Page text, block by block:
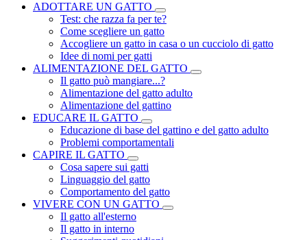
ADOTTARE UN GATTO
Test: che razza fa per te?
Come scegliere un gatto
Accogliere un gatto in casa o un cucciolo di gatto
Idee di nomi per gatti
ALIMENTAZIONE DEL GATTO
Il gatto può mangiare...?
Alimentazione del gatto adulto
Alimentazione del gattino
EDUCARE IL GATTO
Educazione di base del gattino e del gatto adulto
Problemi comportamentali
CAPIRE IL GATTO
Cosa sapere sui gatti
Linguaggio del gatto
Comportamento del gatto
VIVERE CON UN GATTO
Il gatto all'esterno
Il gatto in interno